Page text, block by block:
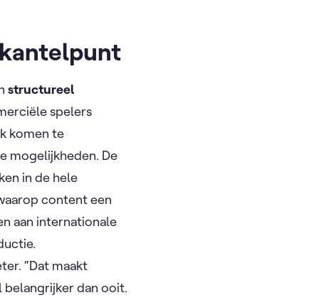
structureel
spelers
komen te
mogelijkheden. De
in de hele
content een
aan internationale
“Dat maakt
dan ooit.